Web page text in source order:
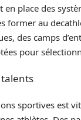
en place des
former au
des camps
pour
sportives est